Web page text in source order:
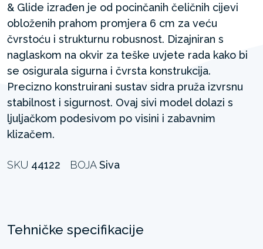
& Glide izrađen je od pocinčanih čeličnih cijevi
obloženih prahom promjera 6 cm za veću
čvrstoću i strukturnu robusnost. Dizajniran s
naglaskom na okvir za teške uvjete rada kako bi
se osigurala sigurna i čvrsta konstrukcija.
Precizno konstruirani sustav sidra pruža izvrsnu
stabilnost i sigurnost. Ovaj sivi model dolazi s
ljuljačkom podesivom po visini i zabavnim
klizačem.
SKU 44122 BOJASiva
Tehničke specifikacije